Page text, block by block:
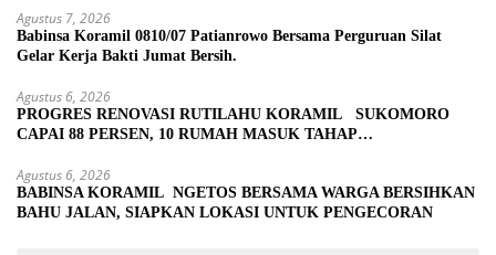
Agustus 7, 2026
Babinsa Koramil 0810/07 Patianrowo Bersama Perguruan Silat
Gelar Kerja Bakti Jumat Bersih.
Agustus 6, 2026
PROGRES RENOVASI RUTILAHU KORAMIL SUKOMORO
CAPAI 88 PERSEN, 10 RUMAH MASUK TAHAP
Agustus 6, 2026
BABINSA KORAMIL NGETOS BERSAMA WARGA BERSIHKAN
BAHU JALAN, SIAPKAN LOKASI UNTUK PENGECORAN